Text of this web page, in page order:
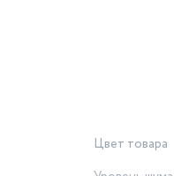
включить, не
Цвет товара